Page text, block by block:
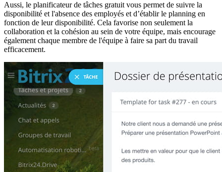
Aussi, le planificateur de tâches gratuit vous permet de suivre la
disponibilité et l'absence des employés et d’établir le planning en
fonction de leur disponibilité. Cela favorise non seulement la
collaboration et la cohésion au sein de votre équipe, mais encourage
également chaque membre de l'équipe à faire sa part du travail
efficacement.